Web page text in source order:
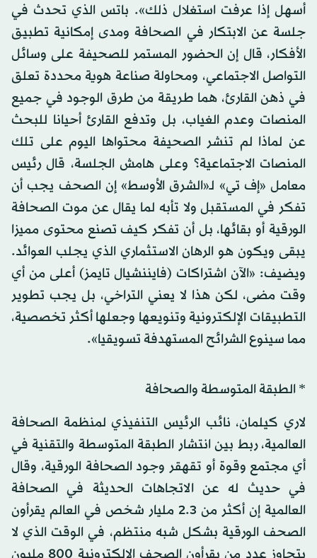
أسهل إذا عرفت استغلال ذلك». باتس الذي تحدث في
جلسة عن الابتكار في الصحافة ومدى إمكانية تطبيق
الأفكار، قال إن الحضور المستمر للصحيفة على وسائل
التواصل الاجتماعي، ومحاولة صناعة هوية محددة تعلق
في ذهن القارئ، هما طريقة من طرق الوجود في جميع
المنصات وعدم الغياب، بل وتدفع القارئ أحيانا للبحث
عن لماذا لم تنشر الصحيفة محتواها اليوم على تلك
المنصات الاجتماعية؟ وعلى هامش الجلسة، قال رئيس
معامل «إف تي» لـ«الشرق الأوسط» إن الصحف يجب أن
تفكر في المستقبل ولا تأبه لما يقال عن موت الصحافة
الورقية أو بقائها، بل أن تفكر كيف تصنع محتوى مميزا
يبقى ويكون هو الرهان الاستثماري الذي يجلب العوائد.
ويضيف: «الآن اشتراكات (فايننشيال تايمز) أعلى من أي
وقت مضى، لكن هذا لا يعني التراخي، بل يجب تطوير
التطبيقات الإلكترونية وتنويعها وجعلها أكثر تخصصية،
مما سينوع الشرائح المستهدفة تسويقيا».
* الطبقة المتوسطة والصحافة
لاري كيلمان، نائب الرئيس التنفيذي لمنظمة الصحافة
العالمية، ربط بين انتشار الطبقة المتوسطة والتقنية في
أي مجتمع وقوة أو تقهقر وجود الصحافة الورقية، وقال
في حديث له عن الاتجاهات الحديثة في الصحافة
العالمية إن أكثر من 2.3 مليار شخص في العالم يقرأون
الصحف الورقية بشكل شبه منتظم، في الوقت الذي لا